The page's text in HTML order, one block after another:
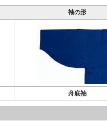
袖の形
舟底袖